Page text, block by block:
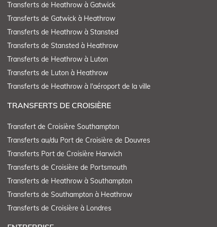
Transferts de Heathrow à Gatwick
Transferts de Gatwick à Heathrow
Transferts de Heathrow à Stansted
Transferts de Stansted à Heathrow
Transferts de Heathrow à Luton
Transferts de Luton à Heathrow
Transferts de Heathrow à l'aéroport de la ville
TRANSFERTS DE CROISIÈRE
Transfert de Croisière Southampton
Transferts au/du Port de Croisière de Douvres
Transferts Port de Croisière Harwich
Transferts de Croisière de Portsmouth
Transferts de Heathrow à Southampton
Transferts de Southampton à Heathrow
Transferts de Croisière à Londres